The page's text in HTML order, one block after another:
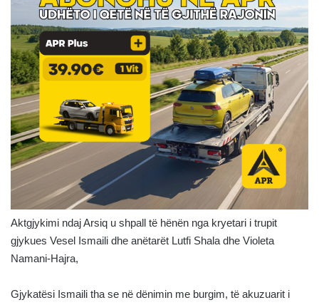
Aktgjykimi ndaj Arsiq u shpall të hënën nga kryetari i trupit
gjykues Vesel Ismaili dhe anëtarët Lutfi Shala dhe Violeta
Namani-Hajra,
Gjykatësi Ismaili tha se në dënimin me burgim, të akuzuarit i